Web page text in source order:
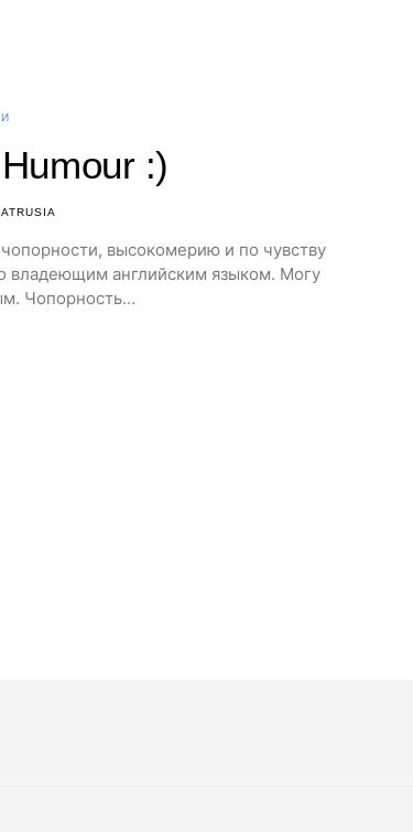
:)
высокомерию и по чувству
владеющим английским языком. Могу
Чопорность…